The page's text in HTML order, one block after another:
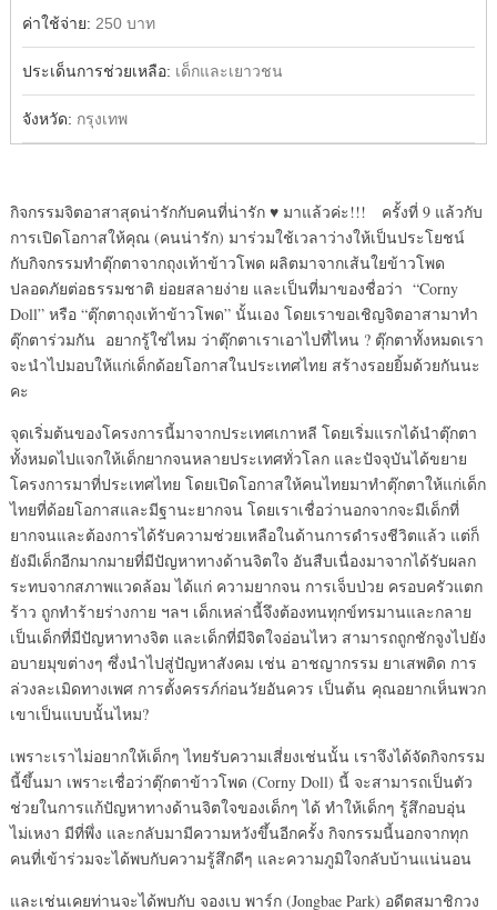
ค่าใช้จ่าย: 250 บาท
ประเด็นการช่วยเหลือ: เด็กและเยาวชน
จังหวัด: กรุงเทพ
กิจกรรมจิตอาสาสุดน่ารักกับคนที่น่ารัก ♥ มาแล้วค่ะ!!! ครั้งที่ 9 แล้วกับ
การเปิดโอกาสให้คุณ (คนน่ารัก) มาร่วมใช้เวลาว่างให้เป็นประโยชน์
กับกิจกรรมทำตุ๊กตาจากถุงเท้าข้าวโพด ผลิตมาจากเส้นใยข้าวโพด
ปลอดภัยต่อธรรมชาติ ย่อยสลายง่าย และเป็นที่มาของชื่อว่า “Corny
Doll” หรือ “ตุ๊กตาถุงเท้าข้าวโพด” นั้นเอง โดยเราขอเชิญจิตอาสามาทำ
ตุ๊กตาร่วมกัน อยากรู้ใช่ไหม ว่าตุ๊กตาเราเอาไปที่ไหน ? ตุ๊กตาทั้งหมดเรา
จะนำไปมอบให้แก่เด็กด้อยโอกาสในประเทศไทย สร้างรอยยิ้มด้วยกันนะ
คะ
จุดเริ่มต้นของโครงการนี้มาจากประเทศเกาหลี โดยเริ่มแรกได้นำตุ๊กตา
ทั้งหมดไปแจกให้เด็กยากจนหลายประเทศทั่วโลก และปัจจุบันได้ขยาย
โครงการมาที่ประเทศไทย โดยเปิดโอกาสให้คนไทยมาทำตุ๊กตาให้แก่เด็ก
ไทยที่ด้อยโอกาสและมีฐานะยากจน โดยเราเชื่อว่านอกจากจะมีเด็กที่
ยากจนและต้องการได้รับความช่วยเหลือในด้านการดำรงชีวิตแล้ว แต่ก็
ยังมีเด็กอีกมากมายที่มีปัญหาทางด้านจิตใจ อันสืบเนื่องมาจากได้รับผลก
ระทบจากสภาพแวดล้อม ได้แก่ ความยากจน การเจ็บป่วย ครอบครัวแตก
ร้าว ถูกทำร้ายร่างกาย ฯลฯ เด็กเหล่านี้จึงต้องทนทุกข์ทรมานและกลาย
เป็นเด็กที่มีปัญหาทางจิต และเด็กที่มีจิตใจอ่อนไหว สามารถถูกชักจูงไปยัง
อบายมุขต่างๆ ซึ่งนำไปสู่ปัญหาสังคม เช่น อาชญากรรม ยาเสพติด การ
ล่วงละเมิดทางเพศ การตั้งครรภ์ก่อนวัยอันควร เป็นต้น คุณอยากเห็นพวก
เขาเป็นแบบนั้นไหม?
เพราะเราไม่อยากให้เด็กๆ ไทยรับความเสี่ยงเช่นนั้น เราจึงได้จัดกิจกรรม
นี้ขึ้นมา เพราะเชื่อว่าตุ๊กตาข้าวโพด (Corny Doll) นี้ จะสามารถเป็นตัว
ช่วยในการแก้ปัญหาทางด้านจิตใจของเด็กๆ ได้ ทำให้เด็กๆ รู้สึกอบอุ่น
ไม่เหงา มีที่พึ่ง และกลับมามีความหวังขึ้นอีกครั้ง กิจกรรมนี้นอกจากทุก
คนที่เข้าร่วมจะได้พบกับความรู้สึกดีๆ และความภูมิใจกลับบ้านแน่นอน
และเช่นเคยท่านจะได้พบกับ จองเบ พาร์ก (Jongbae Park) อดีตสมาชิกวง